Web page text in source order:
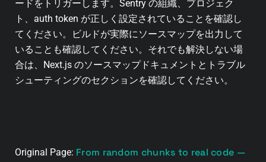
ードをトリガーします。Sentry の組織、プロジェク
ト、auth token が正しく設定されていることを確認し
てください。ビルドが実際にソースマップを出力して
いることも確認してください。それでも解決しない場
合は、Next.js のソースマップドキュメントとトラブル
シューティングのセクションを確認してください。
Original Page: From random chunks to real code —